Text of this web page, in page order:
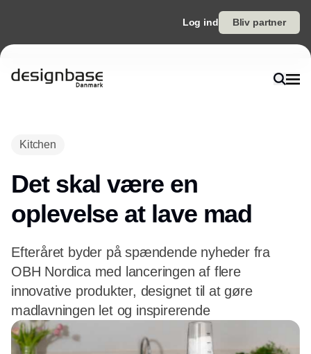
Log ind Bliv partner
Kitchen
Det skal være en
oplevelse at lave mad
Efteråret byder på spændende nyheder fra
OBH Nordica med lanceringen af flere
innovative produkter, designet til at gøre
madlavningen let og inspirerende